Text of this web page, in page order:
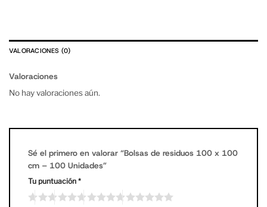
VALORACIONES (0)
Valoraciones
No hay valoraciones aún.
Sé el primero en valorar “Bolsas de residuos 100 x 100
cm – 100 Unidades”
Tu puntuación *